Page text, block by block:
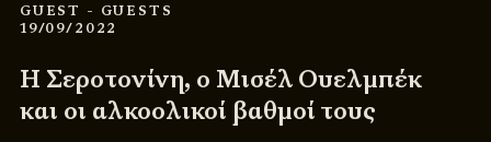
GUEST - GUESTS
19/09/2022
Η Σεροτονίνη, ο Μισέλ Ουελμπέκ
και οι αλκοολικοί βαθμοί τους